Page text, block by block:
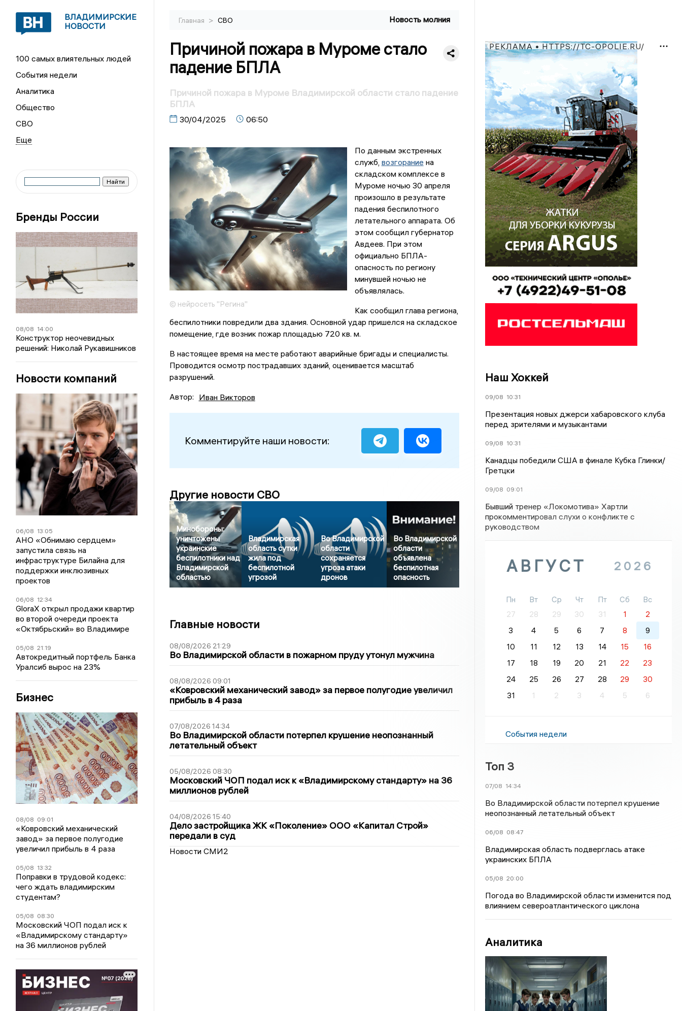
ВЛАДИМИРСКИЕ
НОВОСТИ
100 самых влиятельных людей
События недели
Аналитика
Общество
СВО
Бренды России
08/08 14:00
Конструктор неочевидных
решений: Николай Рукавишников
Новости компаний
06/08 13:05
АНО «Обнимаю сердцем»
запустила связь на
инфраструктуре Билайна для
поддержки инклюзивных
проектов
06/08 12:34
GloraX открыл продажи квартир
во второй очереди проекта
«Октябрьский» во Владимире
05/08 21:19
Автокредитный портфель Банка
Уралсиб вырос на 23%
Бизнес
08/08 09:01
«Ковровский механический
завод» за первое полугодие
увеличил прибыль в 4 раза
05/08 13:32
Поправки в трудовой кодекс:
чего ждать владимирским
студентам?
05/08 08:30
Московский ЧОП подал иск к
«Владимирскому стандарту»
на 36 миллионов рублей
Главная > СВО Новость молния
Причиной пожара в Муроме стало
падение БПЛА
Причиной пожара в Муроме Владимирской области стало падение
БПЛА
30/04/2025 06:50
© нейросеть "Регина"
По данным экстренных
служб, возгорание на
складском комплексе в
Муроме ночью 30 апреля
произошло в результате
падения беспилотного
летательного аппарата. Об
этом сообщил губернатор
Авдеев. При этом
официально БПЛА-
опасность по региону
минувшей ночью не
объявлялась.
Как сообщил глава региона,
беспилотники повредили два здания. Основной удар пришелся на складское
помещение, где возник пожар площадью 720 кв. м.
В настоящее время на месте работают аварийные бригады и специалисты.
Проводится осмотр пострадавших зданий, оценивается масштаб
разрушений.
Автор: Иван Викторов
Комментируйте наши новости:
Другие новости СВО
Минобороны:
уничтожены
украинские
беспилотники над
Владимирской
областью
Владимирская
область сутки
жила под
беспилотной
угрозой
Во Владимирской
области
сохраняется
угроза атаки
дронов
Во Владимирской
области
объявлена
беспилотная
опасность
Главные новости
08/08/2026 21:29
Во Владимирской области в пожарном пруду утонул мужчина
08/08/2026 09:01
«Ковровский механический завод» за первое полугодие увеличил
прибыль в 4 раза
07/08/2026 14:34
Во Владимирской области потерпел крушение неопознанный
летательный объект
05/08/2026 08:30
Московский ЧОП подал иск к «Владимирскому стандарту» на 36
миллионов рублей
04/08/2026 15:40
Дело застройщика ЖК «Поколение» ООО «Капитал Строй»
передали в суд
Новости СМИ2
РЕКЛАМА • HTTPS://TC-OPOLIE.RU/
Наш Хоккей
09/08 10:31
Презентация новых джерси хабаровского клуба
перед зрителями и музыкантами
09/08 10:31
Канадцы победили США в финале Кубка Глинки/
Гретцки
09/08 09:01
Бывший тренер «Локомотива» Хартли
прокомментировал слухи о конфликте с
руководством
АВГУСТ 2026
Пн Вт Ср Чт Пт Сб
Вс
27
28 29 30 31 1
2
3
4 5 6 7 8
9
10
11 12 13 14 15
16
17
18 19 20 21 22
23
24
25 26 27 28 29
30
31
1 2 3 4 5 6
События недели
Топ 3
07/08 14:34
Во Владимирской области потерпел крушение
неопознанный летательный объект
06/08 08:47
Владимирская область подверглась атаке
украинских БПЛА
05/08 20:00
Погода во Владимирской области изменится под
влиянием североатлантического циклона
Аналитика